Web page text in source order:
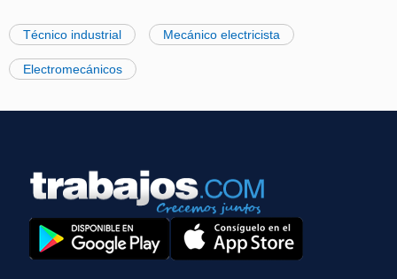
Técnico industrial Mecánico electricista
Electromecánicos